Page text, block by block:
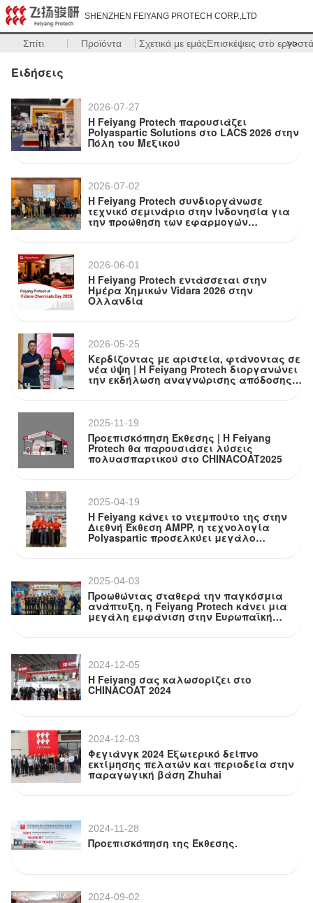
SHENZHEN FEIYANG PROTECH CORP.,LTD
Σπίτι Προϊόντα Σχετικά με εμάςΕπισκέψεις στο >>
Ειδήσεις
2026-07-27
Η Feiyang Protech παρουσιάζει
Polyaspartic Solutions στο LACS 2026 στην
Πόλη του Μεξικού
2026-07-02
Η Feiyang Protech συνδιοργάνωσε
τεχνικό σεμινάριο στην Ινδονησία για
την προώθηση των εφαρμογών
πολυσπαρτικής ρητίνης
2026-06-01
Η Feiyang Protech εντάσσεται στην
Ημέρα Χημικών Vidara 2026 στην
Ολλανδία
2026-05-25
Κερδίζοντας με αριστεία, φτάνοντας σε
νέα ύψη | Η Feiyang Protech διοργανώνει
την εκδήλωση αναγνώρισης απόδοσης
πωλήσεων Q1
2025-11-19
Προεπισκόπηση Έκθεσης | Η Feiyang
Protech θα παρουσιάσει λύσεις
πολυασπαρτικού στο CHINACOAT2025
2025-04-19
Η Feiyang κάνει το ντεμπούτο της στην
Διεθνή Έκθεση AMPP, η τεχνολογία
Polyaspartic προσελκύει μεγάλο
ενδιαφέρον
2025-04-03
Προωθώντας σταθερά την παγκόσμια
ανάπτυξη, η Feiyang Protech κάνει μια
μεγάλη εμφάνιση στην Ευρωπαϊκή
Έκθεση Επιχρισμάτων
2024-12-05
Η Feiyang σας καλωσορίζει στο
CHINACOAT 2024
2024-12-03
Φεγιάνγκ 2024 Εξωτερικό δείπνο
εκτίμησης πελατών και περιοδεία στην
παραγωγική βάση Zhuhai
2024-11-28
Προεπισκόπηση της Έκθεσης.
2024-09-02